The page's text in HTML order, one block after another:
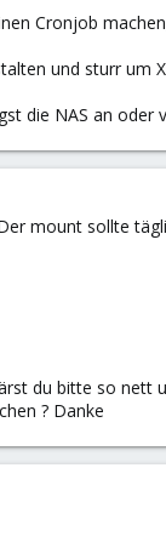
Cronjob
und sturr um
die NAS an
mount sollte
du bitte so nett
? Danke